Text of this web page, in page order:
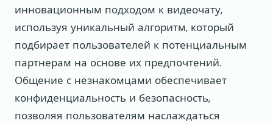
инновационным подходом к видеочату,
используя уникальный алгоритм, который
подбирает пользователей к потенциальным
партнерам на основе их предпочтений.
Общение с незнакомцами обеспечивает
конфиденциальность и безопасность,
позволяя пользователям наслаждаться